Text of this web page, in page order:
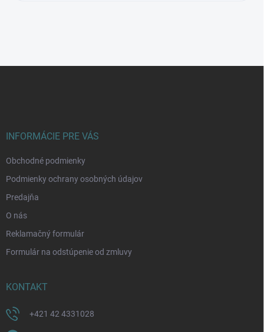
INFORMÁCIE PRE VÁS
Obchodné podmienky
Podmienky ochrany osobných údajov
Predajňa
O nás
Reklamačný formulár
Formulár na odstúpenie od zmluvy
KONTAKT
+421 42 4331028